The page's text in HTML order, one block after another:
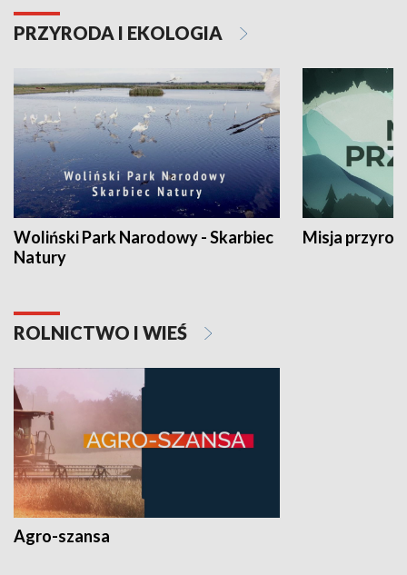
PRZYRODA I EKOLOGIA
Woliński Park Narodowy - Skarbiec
Natury
Misja
ROLNICTWO I WIEŚ
Agro-szansa